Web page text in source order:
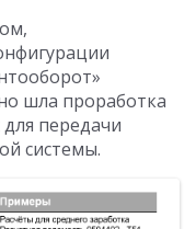
шла проработка
передачи
системы.